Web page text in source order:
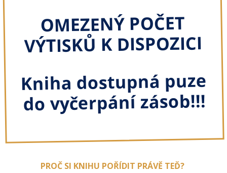
OMEZENÝ POČET
VÝTISKŮ K DISPOZICI
Kniha dostupná puze
do vyčerpání zásob!!!
PROČ SI KNIHU POŘÍDIT PRÁVĚ TEĎ?